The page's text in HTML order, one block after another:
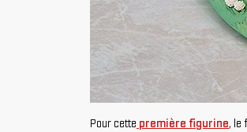
Pour cette première figurine, le